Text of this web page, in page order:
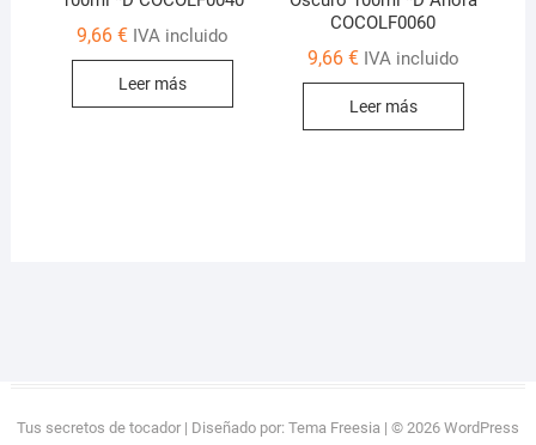
9,66€ IVA incluido
Leer más
COCOLF0060
9,66 € IVA incluido
Leer más
Tus secretos de tocador| Diseñado por: Tema Freesia| © 2026 WordPress